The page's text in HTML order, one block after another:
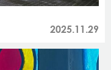
2025.11.29